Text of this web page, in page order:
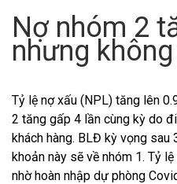
Nợ nhóm 2
nhưng
Tỷ lệ nợ xấu (NPL) tăng lên
2 tăng gấp 4 lần cùng kỳ do
khách hàng. BLĐ kỳ vọng sau
khoản này sẽ về nhóm 1. Tỷ
nhờ hoàn nhập dự phòng